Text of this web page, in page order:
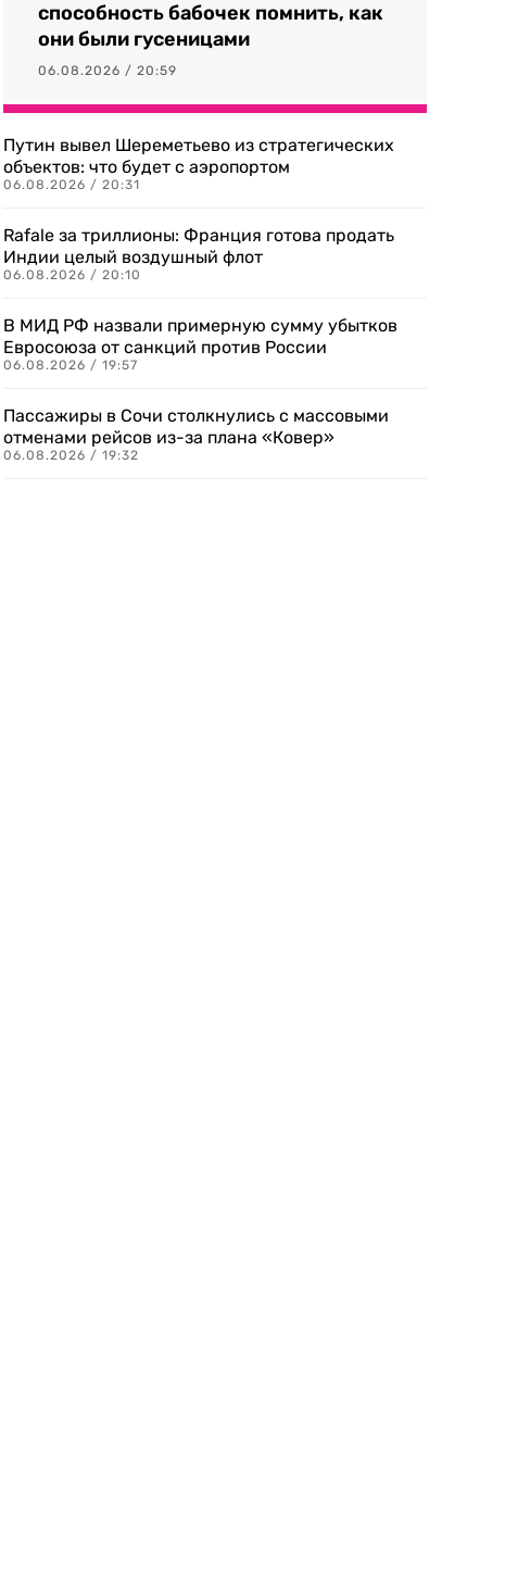
способность бабочек помнить, как
они были гусеницами
06.08.2026 / 20:59
Путин вывел Шереметьево из стратегических
объектов: что будет с аэропортом
06.08.2026 / 20:31
Rafale за триллионы: Франция готова продать
Индии целый воздушный флот
06.08.2026 / 20:10
В МИД РФ назвали примерную сумму убытков
Евросоюза от санкций против России
06.08.2026 / 19:57
Пассажиры в Сочи столкнулись с массовыми
отменами рейсов из-за плана «Ковер»
06.08.2026 / 19:32